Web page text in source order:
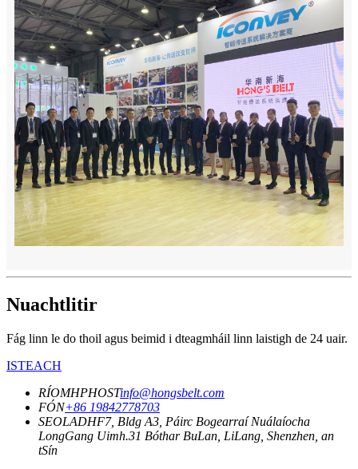
Nuachtlitir
Fág linn le do thoil agus beimid i dteagmháil linn laistigh de 24 uair.
ISTEACH
RÍOMHPHOSTinfo@hongsbelt.com
FÓN+86 19842778703
SEOLADHF7, Bldg A3, Páirc Bogearraí Nuálaíocha
LongGang Uimh.31 Bóthar BuLan, LiLang, Shenzhen, an
tSín